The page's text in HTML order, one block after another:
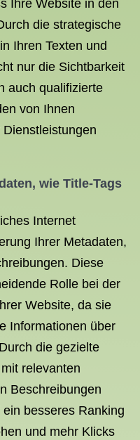
Ihre Website in den
die strategische
Ihren Texten und
nur die Sichtbarkeit
auch qualifizierte
von Ihnen
wie Title-Tags
Internet
Ihrer Metadaten,
Diese
Rolle bei der
Website, da sie
Informationen über
die gezielte
relevanten
Beschreibungen
besseres Ranking
und mehr Klicks